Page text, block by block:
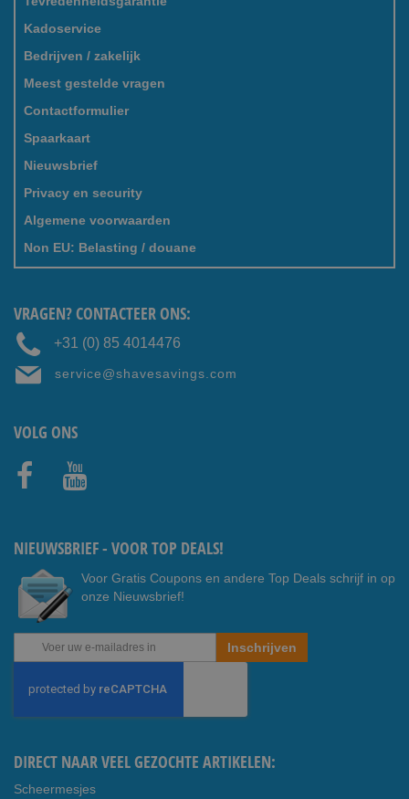
Kadoservice
Bedrijven / zakelijk
Meest gestelde vragen
Contactformulier
Spaarkaart
Nieuwsbrief
Privacy en security
Algemene voorwaarden
Non EU: Belasting / douane
VRAGEN? CONTACTEER ONS:
+31 (0) 85 4014476
service@shavesavings.com
VOLG ONS
NIEUWSBRIEF - VOOR TOP DEALS!
Voor Gratis Coupons en andere Top Deals schrijf in op
onze Nieuwsbrief!
Abonneer
u
onze
nieuwsbrief
Inschrijven
DIRECT NAAR VEEL GEZOCHTE ARTIKELEN:
Scheermesjes